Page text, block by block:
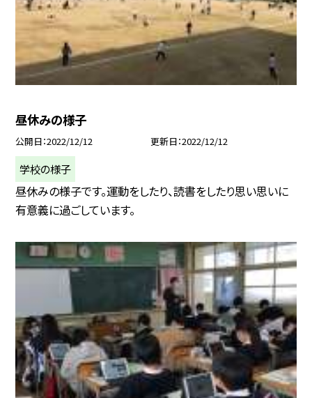
昼休みの様子
公開日 2022/12/12 更新日 2022/12/12
学校の様子
昼休みの様子です。運動をしたり、読書をしたり思い思いに
有意義に過ごしています。